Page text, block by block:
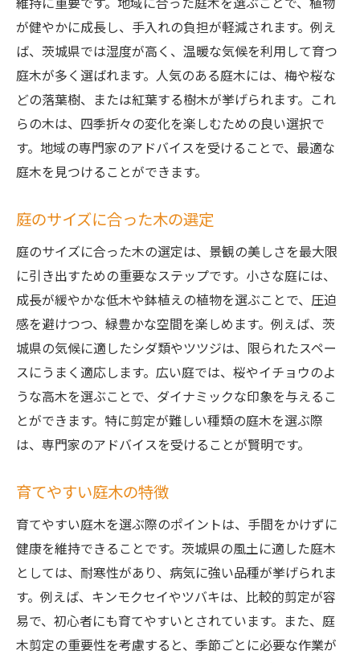
が健やかに成長し、手入れの負担が軽減されます。例え
ば、茨城県では湿度が高く、温暖な気候を利用して育つ
庭木が多く選ばれます。人気のある庭木には、梅や桜な
どの落葉樹、または紅葉する樹木が挙げられます。これ
らの木は、四季折々の変化を楽しむための良い選択で
す。地域の専門家のアドバイスを受けることで、最適な
庭木を見つけることができます。
庭のサイズに合った木の選定
庭のサイズに合った木の選定は、景観の美しさを最大限
に引き出すための重要なステップです。小さな庭には、
成長が緩やかな低木や鉢植えの植物を選ぶことで、圧迫
感を避けつつ、緑豊かな空間を楽しめます。例えば、茨
城県の気候に適したシダ類やツツジは、限られたスペー
スにうまく適応します。広い庭では、桜やイチョウのよ
うな高木を選ぶことで、ダイナミックな印象を与えるこ
とができます。特に剪定が難しい種類の庭木を選ぶ際
は、専門家のアドバイスを受けることが賢明です。
育てやすい庭木の特徴
育てやすい庭木を選ぶ際のポイントは、手間をかけずに
健康を維持できることです。茨城県の風土に適した庭木
としては、耐寒性があり、病気に強い品種が挙げられま
す。例えば、キンモクセイやツバキは、比較的剪定が容
易で、初心者にも育てやすいとされています。また、庭
木剪定の重要性を考慮すると、季節ごとに必要な作業が